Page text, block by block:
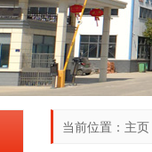
当前位置： 主页